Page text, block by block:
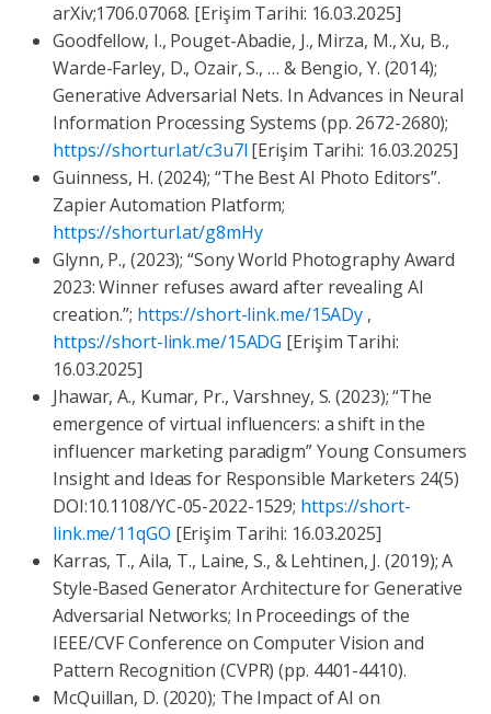
arXiv;1706.07068. [Erişim Tarihi: 16.03.2025]
Goodfellow, I., Pouget-Abadie, J., Mirza, M., Xu, B.,
Warde-Farley, D., Ozair, S., … & Bengio, Y. (2014);
Generative Adversarial Nets. In Advances in Neural
Information Processing Systems (pp. 2672-2680);
https://shorturl.at/c3u7l [Erişim Tarihi: 16.03.2025]
Guinness, H. (2024); “The Best AI Photo Editors”.
Zapier Automation Platform;
https://shorturl.at/g8mHy
Glynn, P., (2023); “Sony World Photography Award
2023: Winner refuses award after revealing AI
creation.”; https://short-link.me/15ADy ,
https://short-link.me/15ADG [Erişim Tarihi:
16.03.2025]
Jhawar, A., Kumar, Pr., Varshney, S. (2023); “The
emergence of virtual influencers: a shift in the
influencer marketing paradigm” Young Consumers
Insight and Ideas for Responsible Marketers 24(5)
DOI:10.1108/YC-05-2022-1529; https://short-
link.me/11qGO [Erişim Tarihi: 16.03.2025]
Karras, T., Aila, T., Laine, S., & Lehtinen, J. (2019); A
Style-Based Generator Architecture for Generative
Adversarial Networks; In Proceedings of the
IEEE/CVF Conference on Computer Vision and
Pattern Recognition (CVPR) (pp. 4401-4410).
McQuillan, D. (2020); The Impact of AI on